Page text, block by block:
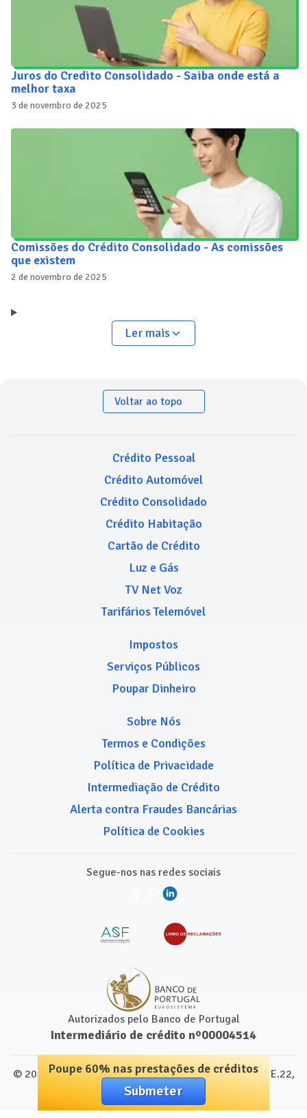
Juros do Credito Consolidado - Saiba onde está a
melhor taxa
3 de novembro de 2025
Comissões do Crédito Consolidado - As comissões
que existem
2 de novembro de 2025
Ler mais
Poupe 60% nas prestações de créditos
Submeter
Voltar ao topo
Crédito Pessoal
Crédito Automóvel
Crédito Consolidado
Crédito Habitação
Cartão de Crédito
Luz e Gás
TV Net Voz
Tarifários Telemóvel
Impostos
Serviços Públicos
Poupar Dinheiro
Sobre Nós
Termos e Condições
Política de Privacidade
Intermediação de Crédito
Alerta contra Fraudes Bancárias
Política de Cookies
Autorizados pelo Banco de Portugal
Intermediário de crédito nº00004514
Segue-nos nas redes sociais
© 2024 para Comparamais.pt. Leap Centre, Escritório E.22,
1250-091 Lisboa, Portugal